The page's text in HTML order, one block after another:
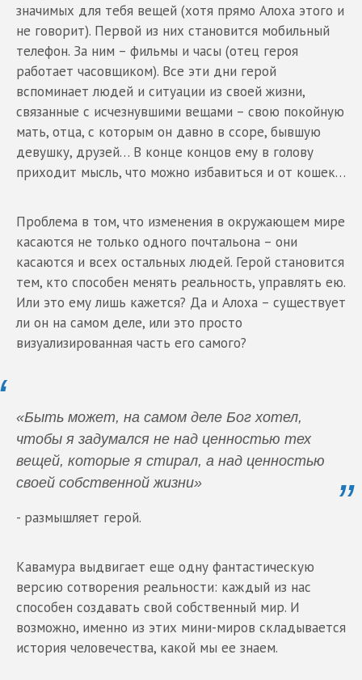
значимых для тебя вещей (хотя прямо Алоха этого и
не говорит). Первой из них становится мобильный
телефон. За ним – фильмы и часы (отец героя
работает часовщиком). Все эти дни герой
вспоминает людей и ситуации из своей жизни,
связанные с исчезнувшими вещами – свою покойную
мать, отца, с которым он давно в ссоре, бывшую
девушку, друзей… В конце концов ему в голову
приходит мысль, что можно избавиться и от кошек…
Проблема в том, что изменения в окружающем мире
касаются не только одного почтальона – они
касаются и всех остальных людей. Герой становится
тем, кто способен менять реальность, управлять ею.
Или это ему лишь кажется? Да и Алоха – существует
ли он на самом деле, или это просто
визуализированная часть его самого?
«Быть может, на самом деле Бог хотел,
чтобы я задумался не над ценностью тех
вещей, которые я стирал, а над ценностью
своей собственной жизни»
- размышляет герой.
Кавамура выдвигает еще одну фантастическую
версию сотворения реальности: каждый из нас
способен создавать свой собственный мир. И
возможно, именно из этих мини-миров складывается
история человечества, какой мы ее знаем.